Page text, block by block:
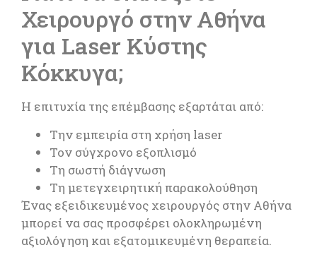
Χειρουργό στην Αθήνα
για Laser Κύστης
Κόκκυγα;
Η επιτυχία της επέμβασης εξαρτάται από:
Την εμπειρία στη χρήση laser
Τον σύγχρονο εξοπλισμό
Τη σωστή διάγνωση
Τη μετεγχειρητική παρακολούθηση
Ένας εξειδικευμένος χειρουργός στην Αθήνα
μπορεί να σας προσφέρει ολοκληρωμένη
αξιολόγηση και εξατομικευμένη θεραπεία.